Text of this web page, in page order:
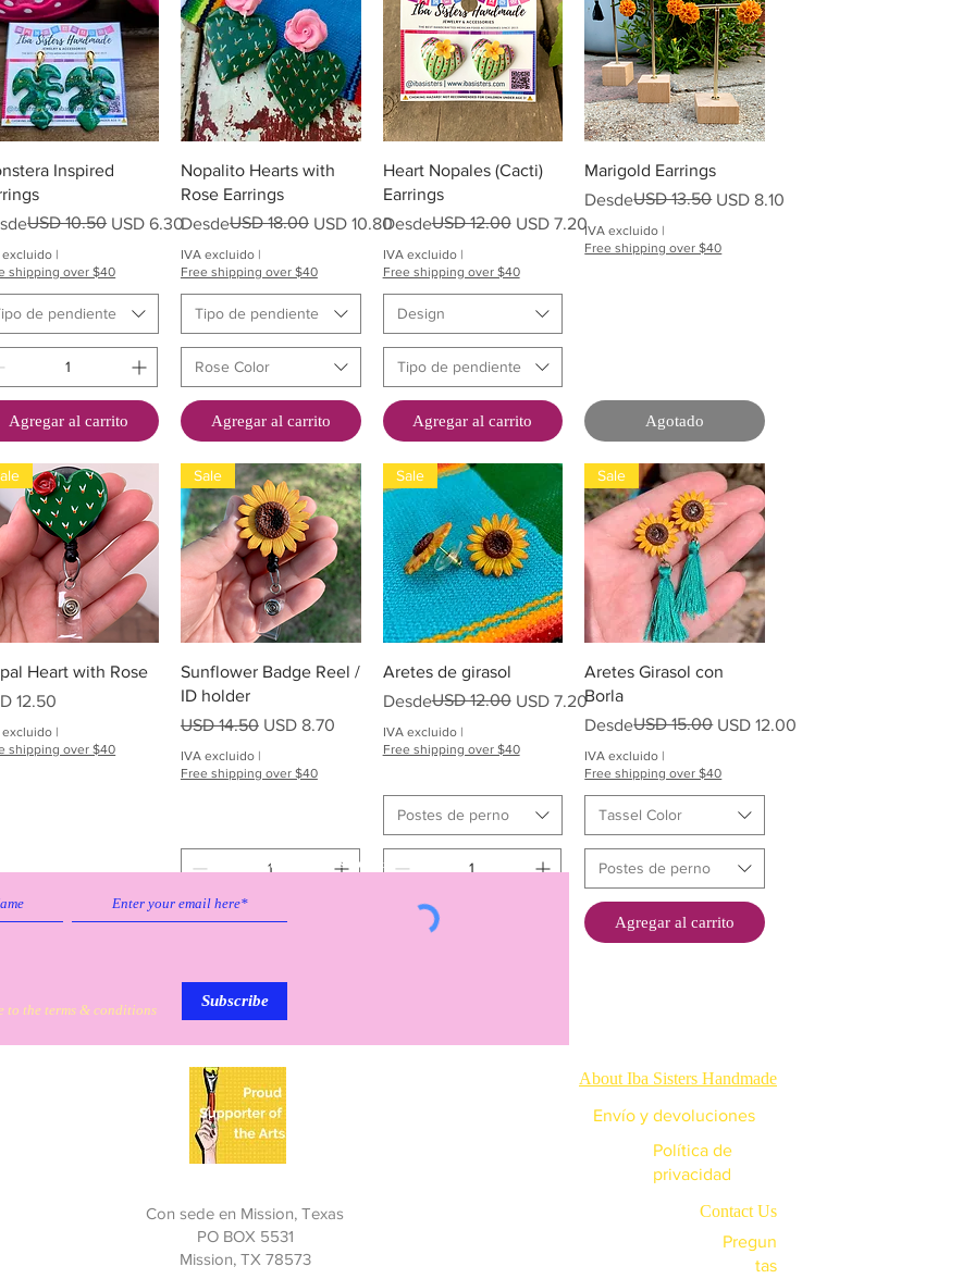
Vista rápida
Inspired
USD 10.50 USD 6.30
de oferta
excluido |
shipping over $40
de pendiente
Agregar al carrito
Vista rápida
Nopalito Hearts with
Rose Earrings
Desde
PrecioUSD 18.00 USD 10.80
Precio de oferta
IVA excluido|
Free shipping over $40
Tipo de pendiente
Rose Color
Agregar al carrito
Vista rápida
Heart Nopales (Cacti)
Earrings
Desde
PrecioUSD 12.00 USD 7.20
Precio de oferta
IVA excluido|
Free shipping over $40
Design
Tipo de pendiente
Agregar al carrito
Vista rápida
Marigold Earrings
Desde
PrecioUSD 13.50 USD 8.10
Precio de oferta
IVA excluido |
Free shipping over $40
Agotado
Vista rápida
Heart with Rose
12.50
excluido |
shipping over $40
Agotado
Vista rápida
Sale
Sunflower Badge Reel /
ID holder
Precio
USD 14.50 Precio de oferta
USD 8.70
IVA excluido|
Free shipping over $40
Agregar al carrito
Vista rápida
Sale
Aretes de girasol
Desde
PrecioUSD 12.00 USD 7.20
Precio de oferta
IVA excluido|
Free shipping over $40
Postes de perno
Agregar al carrito
Vista rápida
Sale
Aretes Girasol con
Borla
Desde
PrecioUSD 15.00 USD 12.00
Precio de oferta
IVA excluido |
Free shipping over $40
Tassel Color
Postes de perno
Agregar al carrito
updates on sales & discounts.
to the terms & conditions Subscribe
Con sede en Mission, Texas
PO BOX 5531
Mission, TX 78573
About Iba Sisters Handmade
Envío y devoluciones
Política de
privacidad
Contact Us
Pregun
tas